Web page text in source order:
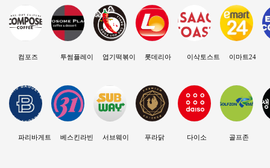
컴포즈
파리바게트
투썸플레이스
베스킨라빈스
엽기떡볶이
서브웨이
롯데리아
푸라닭
이삭토스트
다이소
이마트24
골프존